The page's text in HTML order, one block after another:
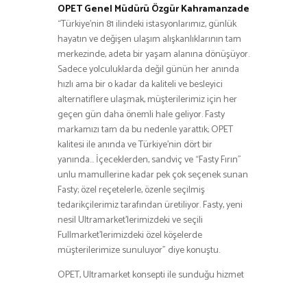
OPET Genel Müdürü Özgür Kahramanzade
“Türkiye’nin 81 ilindeki istasyonlarımız, günlük
hayatın ve değişen ulaşım alışkanlıklarının tam
merkezinde, adeta bir yaşam alanına dönüşüyor.
Sadece yolculuklarda değil günün her anında
hızlı ama bir o kadar da kaliteli ve besleyici
alternatiflere ulaşmak, müşterilerimiz için her
geçen gün daha önemli hale geliyor. Fasty
markamızı tam da bu nedenle yarattık; OPET
kalitesi ile anında ve Türkiye’nin dört bir
yanında… İçeceklerden, sandviç ve “Fasty Fırın”
unlu mamullerine kadar pek çok seçenek sunan
Fasty; özel reçetelerle, özenle seçilmiş
tedarikçilerimiz tarafından üretiliyor. Fasty, yeni
nesil Ultramarket’lerimizdeki ve seçili
Fullmarket’lerimizdeki özel köşelerde
müşterilerimize sunuluyor” diye konuştu.
OPET, Ultramarket konsepti ile sunduğu hizmet